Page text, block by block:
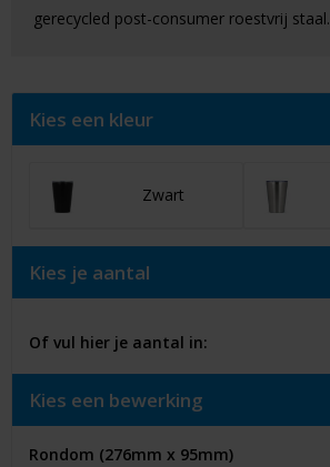
gerecycled post-consumer roestvrij staal.
Kies een kleur
Zwart
Kies je aantal
Of vul hier je aantal in:
Kies een bewerking
Rondom (276mm x 95mm)